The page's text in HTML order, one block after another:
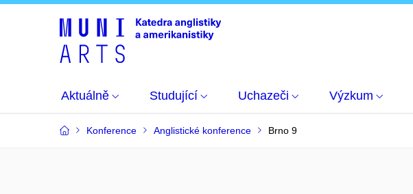
Aktuálně Studující Uchazeči Výzkum
Konference Anglistické konference Brno 9